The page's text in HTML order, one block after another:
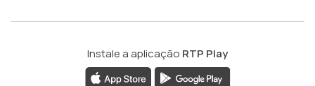
Instale a aplicação RTP Play